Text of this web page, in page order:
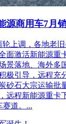
源商用车7月
轮上调，各地老
面激活新能源重
景落地、海外多
极引导，远程
砂石大宗运输
远程新能源重
赛道。...